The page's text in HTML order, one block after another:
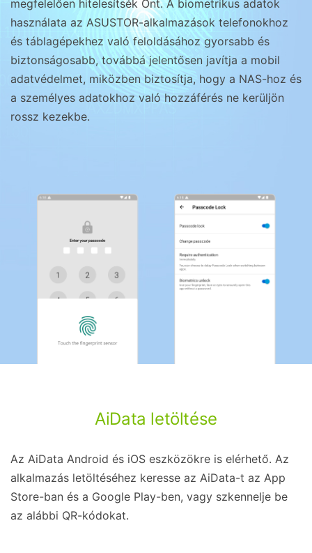
megfelelően hitelesítsék Önt. A biometrikus adatok
használata az ASUSTOR-alkalmazások telefonokhoz
és táblagépekhez való feloldásához gyorsabb és
biztonságosabb, továbbá jelentősen javítja a mobil
adatvédelmet, miközben biztosítja, hogy a NAS-hoz és
a személyes adatokhoz való hozzáférés ne kerüljön
rossz kezekbe.
AiData letöltése
Az AiData Android és iOS eszközökre is elérhető. Az
alkalmazás letöltéséhez keresse az AiData-t az App
Store-ban és a Google Play-ben, vagy szkennelje be
az alábbi QR-kódokat.